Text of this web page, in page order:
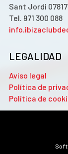
Sant Jordi
Tel. 971 300 088
LEGALIDAD
Aviso legal
Política de
Política de